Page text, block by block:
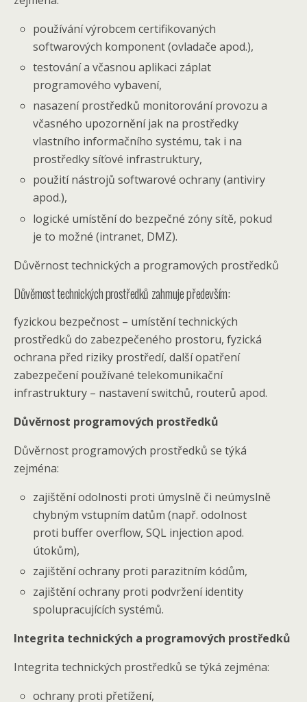
používání výrobcem certifikovaných
softwarových komponent (ovladače apod.),
testování a včasnou aplikaci záplat
programového vybavení,
nasazení prostředků monitorování provozu a
včasného upozornění jak na prostředky
vlastního informačního systému, tak i na
prostředky síťové infrastruktury,
použití nástrojů softwarové ochrany (antiviry
apod.),
logické umístění do bezpečné zóny sítě, pokud
je to možné (intranet, DMZ).
Důvěrnost technických a programových prostředků
Důvěrnost technických prostředků zahrnuje především:
fyzickou bezpečnost – umístění technických
prostředků do zabezpečeného prostoru, fyzická
ochrana před riziky prostředí, další opatření
zabezpečení používané telekomunikační
infrastruktury – nastavení switchů, routerů apod.
Důvěrnost programových prostředků
Důvěrnost programových prostředků se týká
zejména:
zajištění odolnosti proti úmyslně či neúmyslně
chybným vstupním datům (např. odolnost
proti buffer overflow, SQL injection apod.
útokům),
zajištění ochrany proti parazitním kódům,
zajištění ochrany proti podvržení identity
spolupracujících systémů.
Integrita technických a programových prostředků
Integrita technických prostředků se týká zejména:
ochrany proti přetížení,